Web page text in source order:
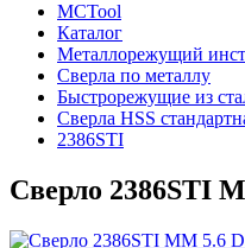
MCTool
Каталог
Металлорежущий
Сверла по металлу
Быстрорежущие из
Сверла HSS
2386STI
Сверло 2386STI